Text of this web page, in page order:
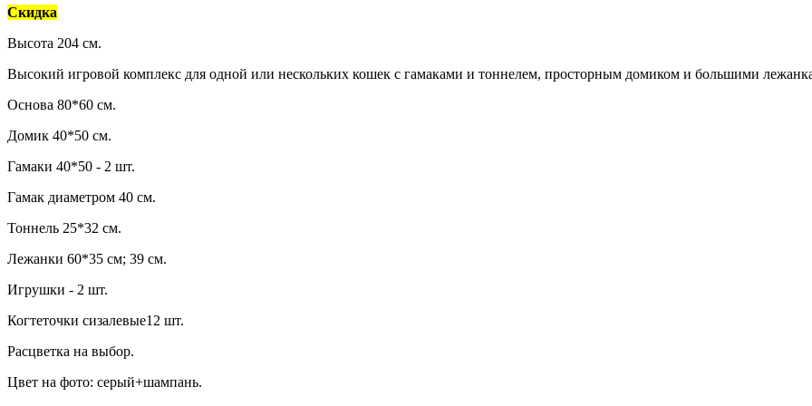
Скидка
Высота 204 см.
Высокий игровой комплекс для одной или нескольких кошек с гамаками и тоннелем, просторным домиком и большими
Основа 80*60 см.
Домик 40*50 см.
Гамаки 40*50 - 2 шт.
Гамак диаметром 40 см.
Тоннель 25*32 см.
Лежанки 60*35 см; 39 см.
Игрушки - 2 шт.
Когтеточки сизалевые12 шт.
Расцветка на выбор.
Цвет на фото: серый+шампань.